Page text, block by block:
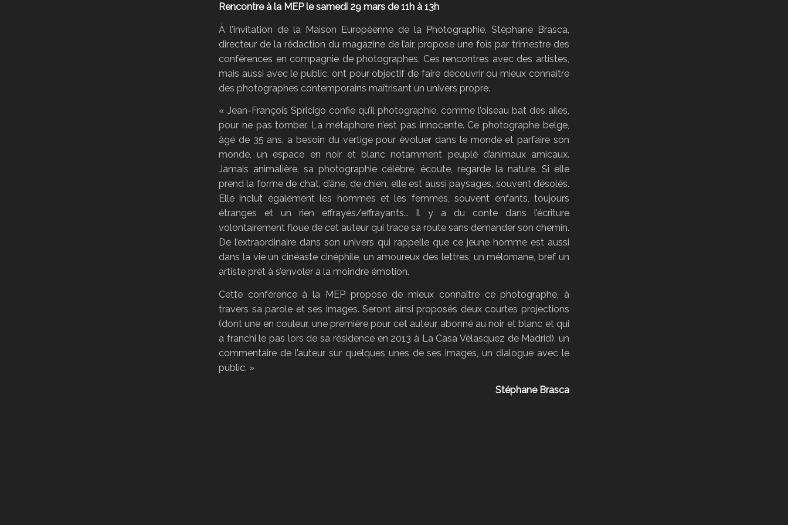
Rencontre à la MEP le samedi 29 mars de 11h à 13h
À l’invitation de la Maison Européenne de la Photographie, Stéphane Brasca,
directeur de la rédaction du magazine de l’air, propose une fois par trimestre des
conférences en compagnie de photographes. Ces rencontres avec des artistes,
mais aussi avec le public, ont pour objectif de faire découvrir ou mieux connaître
des photographes contemporains maîtrisant un univers propre.
« Jean-François Spricigo confie qu’il photographie, comme l’oiseau bat des ailes,
pour ne pas tomber. La métaphore n’est pas innocente. Ce photographe belge,
âgé de 35 ans, a besoin du vertige pour évoluer dans le monde et parfaire son
monde, un espace en noir et blanc notamment peuplé d’animaux amicaux.
Jamais animalière, sa photographie célèbre, écoute, regarde la nature. Si elle
prend la forme de chat, d’âne, de chien, elle est aussi paysages, souvent désolés.
Elle inclut également les hommes et les femmes, souvent enfants, toujours
étranges et un rien effrayés/effrayants… Il y a du conte dans l’écriture
volontairement floue de cet auteur qui trace sa route sans demander son chemin.
De l’extraordinaire dans son univers qui rappelle que ce jeune homme est aussi
dans la vie un cinéaste cinéphile, un amoureux des lettres, un mélomane, bref un
artiste prêt à s’envoler à la moindre émotion.
Cette conférence à la MEP propose de mieux connaître ce photographe, à
travers sa parole et ses images. Seront ainsi proposés deux courtes projections
(dont une en couleur, une première pour cet auteur abonné au noir et blanc et qui
a franchi le pas lors de sa résidence en 2013 à La Casa Vélasquez de Madrid), un
commentaire de l’auteur sur quelques unes de ses images, un dialogue avec le
public. »
Stéphane Brasca